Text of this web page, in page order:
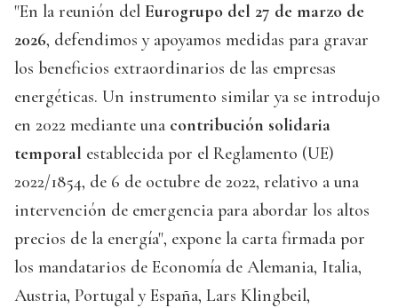
"En la reunión del Eurogrupo del 27 de marzo de
2026, defendimos y apoyamos medidas para gravar
los beneficios extraordinarios de las empresas
energéticas. Un instrumento similar ya se introdujo
en 2022 mediante una contribución solidaria
temporal establecida por el Reglamento (UE)
2022/1854, de 6 de octubre de 2022, relativo a una
intervención de emergencia para abordar los altos
precios de la energía", expone la carta firmada por
los mandatarios de Economía de Alemania, Italia,
Austria, Portugal y España, Lars Klingbeil,